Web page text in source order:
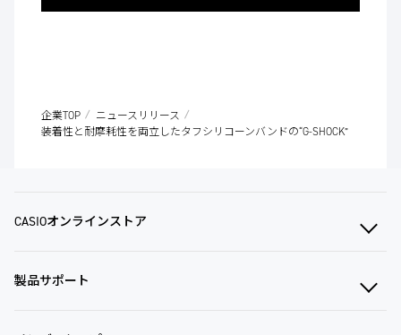
企業TOP
ニュースリリース
装着性と耐摩耗性を両立したタフシリコーンバンドの“G-SHOCK”
CASIOオンラインストア
製品サポート